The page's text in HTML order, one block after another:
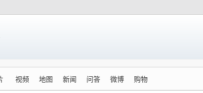
视频 地图 新闻 问答 微博 购物